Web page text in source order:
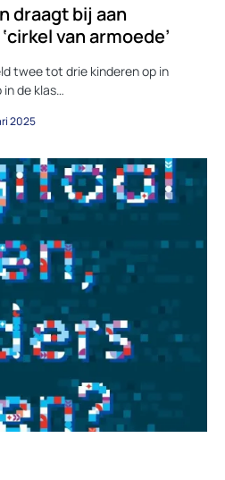
draagt bij aan
van armoede’
twee tot drie kinderen op in
de klas…
2025